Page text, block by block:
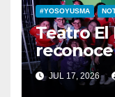
#YOSOYUSMA
Teatro El
susJUL 17, 2026